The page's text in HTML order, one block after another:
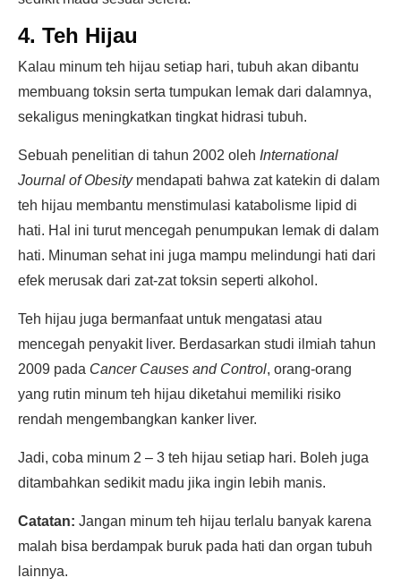
4. Teh Hijau
Kalau minum teh hijau setiap hari, tubuh akan dibantu
membuang toksin serta tumpukan lemak dari dalamnya,
sekaligus meningkatkan tingkat hidrasi tubuh.
Sebuah penelitian di tahun 2002 oleh International
Journal of Obesitymendapati bahwa zat katekin di dalam
teh hijau membantu menstimulasi katabolisme lipid di
hati. Hal ini turut mencegah penumpukan lemak di dalam
hati. Minuman sehat ini juga mampu melindungi hati dari
efek merusak dari zat-zat toksin seperti alkohol.
Teh hijau juga bermanfaat untuk mengatasi atau
mencegah penyakit liver. Berdasarkan studi ilmiah tahun
2009 pada Cancer Causes and Control, orang-orang
yang rutin minum teh hijau diketahui memiliki risiko
rendah mengembangkan kanker liver.
Jadi, coba minum 2 – 3 teh hijau setiap hari. Boleh juga
ditambahkan sedikit madu jika ingin lebih manis.
Catatan: Jangan minum teh hijau terlalu banyak karena
malah bisa berdampak buruk pada hati dan organ tubuh
lainnya.